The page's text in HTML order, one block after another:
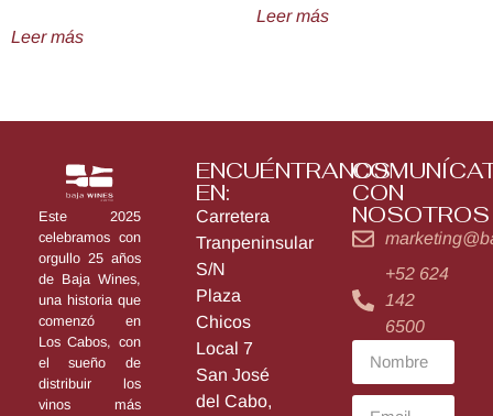
Leer más
Leer más
Este 2025
celebramos con
orgullo 25 años
de Baja Wines,
una historia que
comenzó en
Los Cabos, con
el sueño de
distribuir los
vinos más
ENCUÉNTRANOS
EN:
Carretera
Tranpeninsular
S/N
Plaza
Chicos
Local 7
San José
del Cabo,
CON
NOSOTROS
+52 624
142
6500